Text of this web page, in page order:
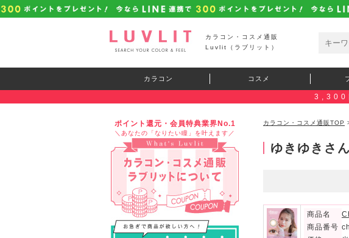
カラコン・コスメ通販
Luvlit（ラブリット）
カラコン コスメ
3,300
ポイント還元・会員特典業界No.1
＼あなたの「なりたい瞳」を叶えます／
カラコン・コスメ通販TOP
ゆきゆきさ
商品名
商品番号